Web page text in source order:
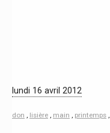
lundi 16 avril 2012
don , lisière , main , printemps ,